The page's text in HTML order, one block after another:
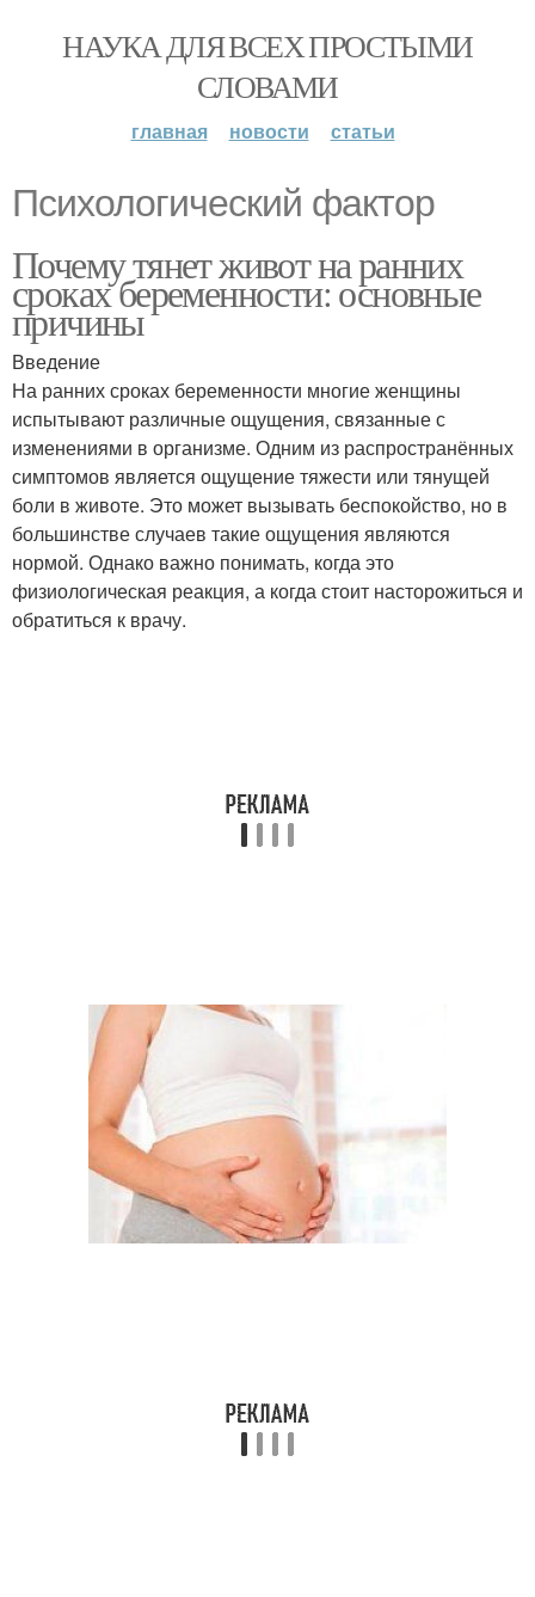
НАУКА ДЛЯ ВСЕХ ПРОСТЫМИ
СЛОВАМИ
главная новости статьи
Психологический фактор
Почему тянет живот на ранних
сроках беременности: основные
причины
Введение
На ранних сроках беременности многие женщины
испытывают различные ощущения, связанные с
изменениями в организме. Одним из распространённых
симптомов является ощущение тяжести или тянущей
боли в животе. Это может вызывать беспокойство, но в
большинстве случаев такие ощущения являются
нормой. Однако важно понимать, когда это
физиологическая реакция, а когда стоит насторожиться и
обратиться к врачу.